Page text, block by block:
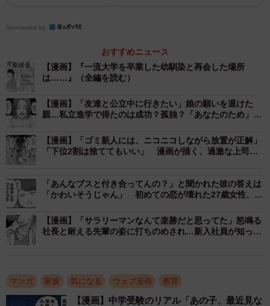
ついには適応障害に（ワダユウキさん提供）
主人公の佐藤は無料塾「希咲舎」の代表として、多くの人
から尊敬を集めている人物です。しかし、佐藤はここまで
順風満帆だったわけではありません。
学生時代の佐藤は暗い表情で勉強机に向かっており、「僕
は...勉強だけをずっとさせられて育ってきた。そのせいで一
流大学には進んだものの、何ひとつ役に立たない人間にな
ていたのです。
Sponsored by
おすすめニュース
【漫画】『一流大学を卒業した幼馴染と再会した場所
は……』（全編を読む）
【漫画】「友達と公立中に行きたい」娘の願いを退けた
親…私立進学で得たのは成功？孤独？「あなたのため」と
【漫画】「ゴミ新人には、ニコニコしながら放置が正解」
「下位2割は捨ててもいい」 漫画が描く、過激な上司
「あんなブスと付き合ってんの？」と聞かれた彼の答えは
「かわいそうじゃん」 初めての恋が壊れた27歳女性、整
【漫画】「サラリーマンなんて楽勝だと思ってた」怒鳴る
社長と耐える先輩の姿に打ちのめされ…新入社員が知っ
マンガ 家族 気になる ウェブ漫画 教育
【漫画】中学受験のリアル「あの子、最近見な